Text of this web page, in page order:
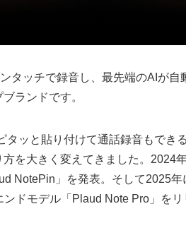
タッチで録音し、最先端のAIが自
ランドです。
タッと貼り付けて通話録音もでき
を大きく変えてきました。2024
NotePin」を発表。そして2025
ドモデル「Plaud Note Pro」をリ